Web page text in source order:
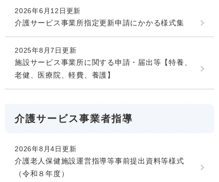
2026年6月12日更新
介護サービス事業所指定更新申請にかかる様式集
2025年8月7日更新
施設サービス事業所に関する申請・届出等【特養、
老健、医療院、軽費、養護】
介護サービス事業者指導
2026年8月4日更新
介護老人保健施設運営指導等事前提出資料等様式
（令和８年度）